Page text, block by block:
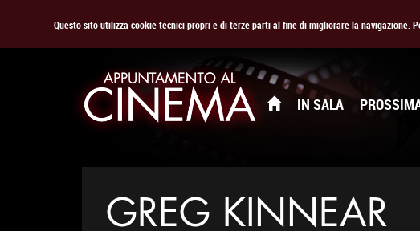
Questo sito utilizza cookie tecnici propri e di terze parti al fine di migliorare la navigazione.
IN SALA
GREG KINNEAR